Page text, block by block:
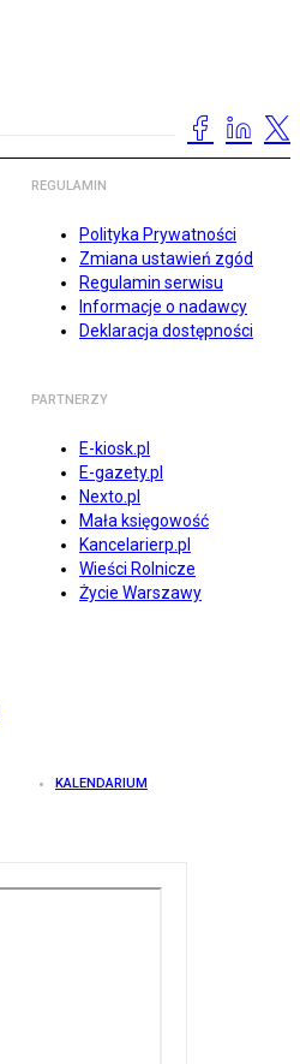
REGULAMIN
Polityka Prywatności
Zmiana ustawień zgód
Regulamin serwisu
Informacje o nadawcy
Deklaracja dostępności
PARTNERZY
E-kiosk.pl
E-gazety.pl
Nexto.pl
Mała księgowość
Kancelarierp.pl
Wieści Rolnicze
Życie Warszawy
KALENDARIUM